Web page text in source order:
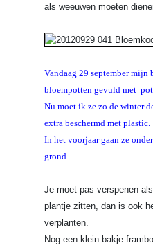
als weeuwen moeten
Vandaag 29 september mijn
bloempotten gevuld met
Nu moet ik ze zo de winter
extra beschermd met plastic.
In het voorjaar gaan ze
grond.
Je moet pas verspenen
plantje zitten, dan is ook
verplanten.
Nog een klein bakje